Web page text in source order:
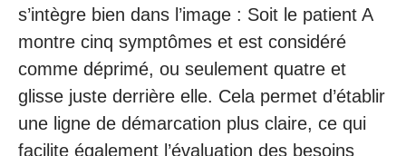
s’intègre bien dans l’image : Soit le patient A
montre cinq symptômes et est considéré
comme déprimé, ou seulement quatre et
glisse juste derrière elle. Cela permet d’établir
une ligne de démarcation plus claire, ce qui
facilite également l’évaluation des besoins